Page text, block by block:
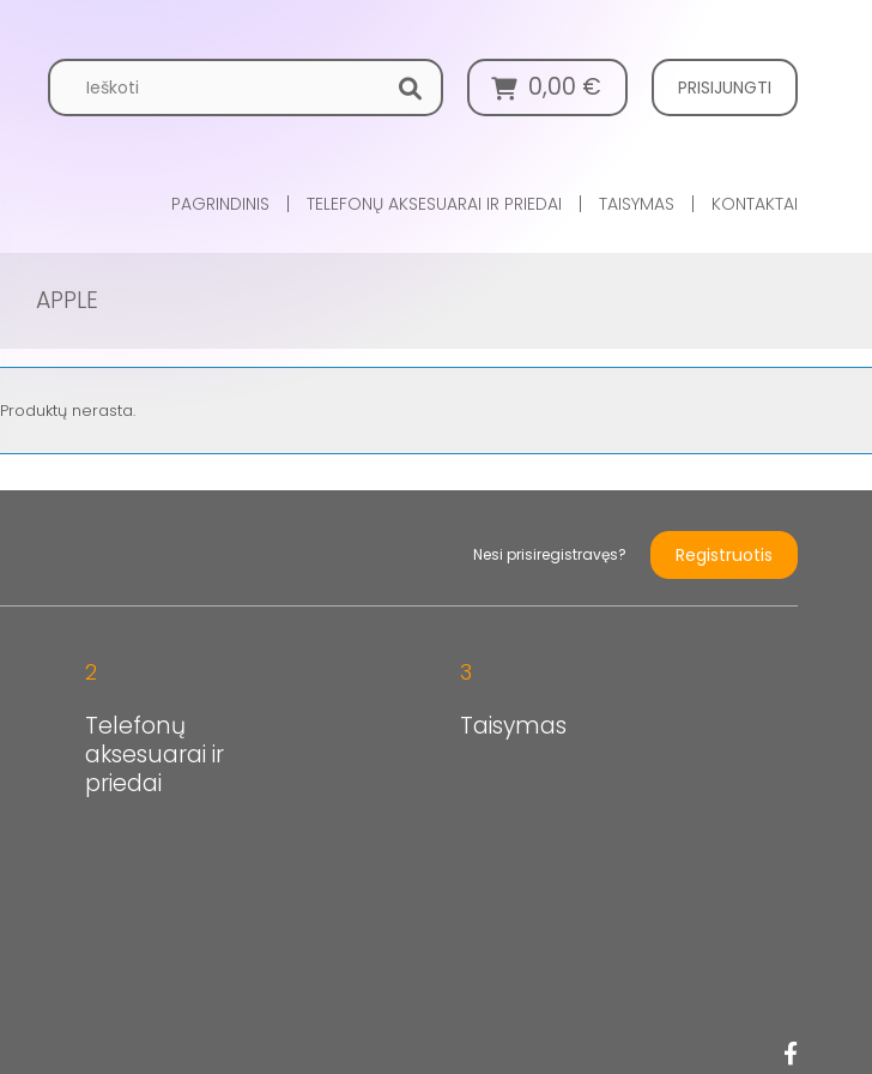
0,00 € PRISIJUNGTI
PAGRINDINIS TELEFONŲ AKSESUARAI IR PRIEDAI TAISYMAS KONTAKTAI
APPLE
Produktų nerasta.
Nesi prisiregistravęs? Registruotis
2
Telefonų
aksesuarai ir
priedai
3
Taisymas